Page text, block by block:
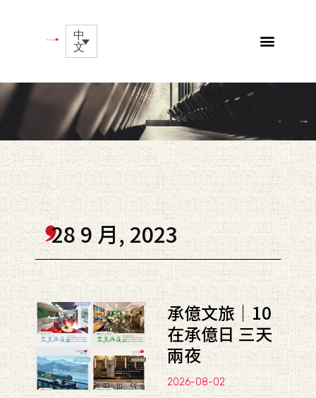
中
文
28 9 月, 2023
承億文旅｜10
在承億日 三天
兩夜
2026-08-02